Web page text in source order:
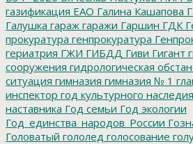
газификация ЕАО Галина Кашапова
Галушка гараж гаражи Гаршин ГДК
прокуратура генпрокуратура
гериатрия ГЖИ ГИБДД Гиви Гигант
сооружения гидрологическая
ситуация гимназия гимназия № 1
инспектор год культурного наследия
наставника Год семьи Год экологии
Год_единства_народов_России
Головатый гололед голосование